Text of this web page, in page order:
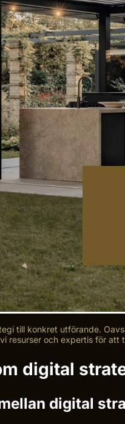
till konkret utförande.
resurser och expertis för
digital
digital